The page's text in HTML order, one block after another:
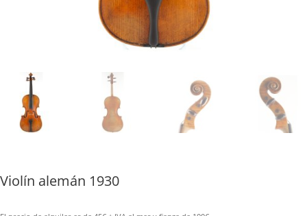
Violín alemán 1930